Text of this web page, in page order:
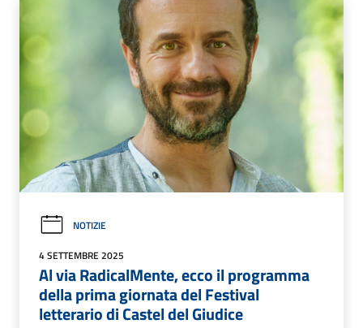
NOTIZIE
4 SETTEMBRE 2025
Al via RadicalMente, ecco il programma
della prima giornata del Festival
letterario di Castel del Giudice